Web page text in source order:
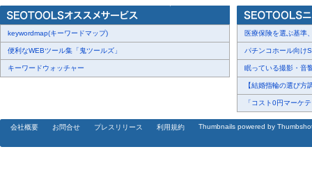
keywordmap(キーワードマップ)
便利なWEBツール集「鬼ツールズ」
キーワードウォッチャー
医療保険を選ぶ基準
パチンコホール向け
眠っている撮影・音
【結婚指輪の選び方
「コスト0円マーケ
会社概要 お問合せ プレスリリース 利用規約 Thumbnails powered by